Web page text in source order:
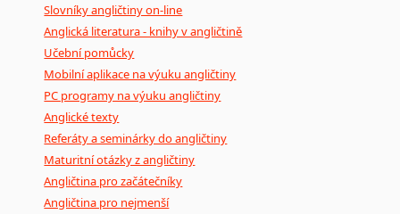
Slovníky angličtiny on-line
Anglická literatura - knihy v angličtině
Učební pomůcky
Mobilní aplikace na výuku angličtiny
PC programy na výuku angličtiny
Anglické texty
Referáty a seminárky do angličtiny
Maturitní otázky z angličtiny
Angličtina pro začátečníky
Angličtina pro nejmenší